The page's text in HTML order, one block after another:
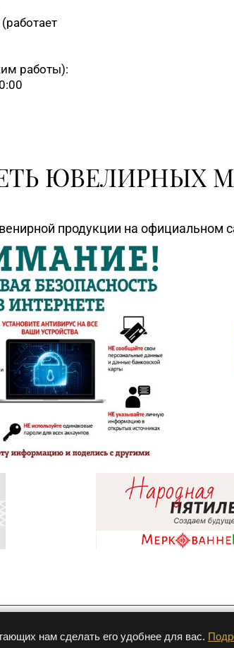
работы):
ЮВЕЛИРНЫХ
продукции на официальном
и продвижениенам сделать его удобнее для вас.